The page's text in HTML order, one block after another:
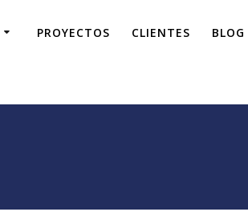
PROYECTOS CLIENTES BLOG